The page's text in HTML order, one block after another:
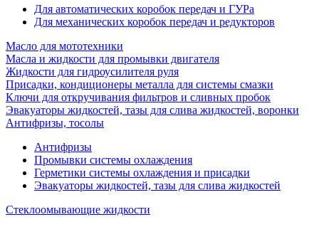
Для автоматических коробок передач и ГУРа
Для механических коробок передач и редукторов
Масло для мототехники
Масла и жидкости для промывки двигателя
Жидкости для гидроусилителя руля
Присадки, кондиционеры металла для системы смазки
Ключи для откручивания фильтров и сливных пробок
Эвакуаторы жидкостей, тазы для слива жидкостей, воронки
Антифризы, тосолы
Антифризы
Промывки системы охлаждения
Герметики системы охлаждения и присадки
Эвакуаторы жидкостей, тазы для слива жидкостей
Стеклоомывающие жидкости